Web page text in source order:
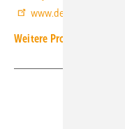
www.dehn.de
Weitere Produkt-